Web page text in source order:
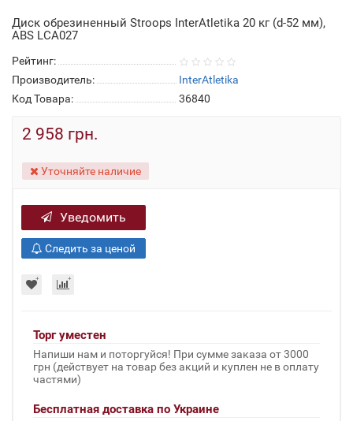
Диск обрезиненный Stroops InterAtletika 20 кг (d-52 мм),
ABS LСA027
Рейтинг:
Производитель:
InterAtletika
Код Товара:
36840
2 958 грн.
Уточняйте наличие
Уведомить
Следить за ценой
Торг уместен
Напиши нам и поторгуйся! При сумме заказа от 3000
грн (действует на товар без акций и куплен не в оплату
частями)
Бесплатная доставка по Украине